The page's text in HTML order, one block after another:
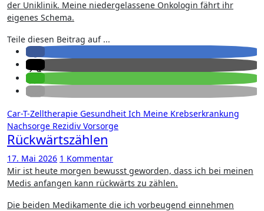
der Uniklinik. Meine niedergelassene Onkologin fährt ihr
eigenes Schema.
Teile diesen Beitrag auf ...
Car-T-Zelltherapie Gesundheit Ich Meine Krebserkrankung
Nachsorge Rezidiv Vorsorge
Rückwärtszählen
17. Mai 2026 1 Kommentar
Mir ist heute morgen bewusst geworden, dass ich bei meinen
Medis anfangen kann rückwärts zu zählen.
Die beiden Medikamente die ich vorbeugend einnehmen